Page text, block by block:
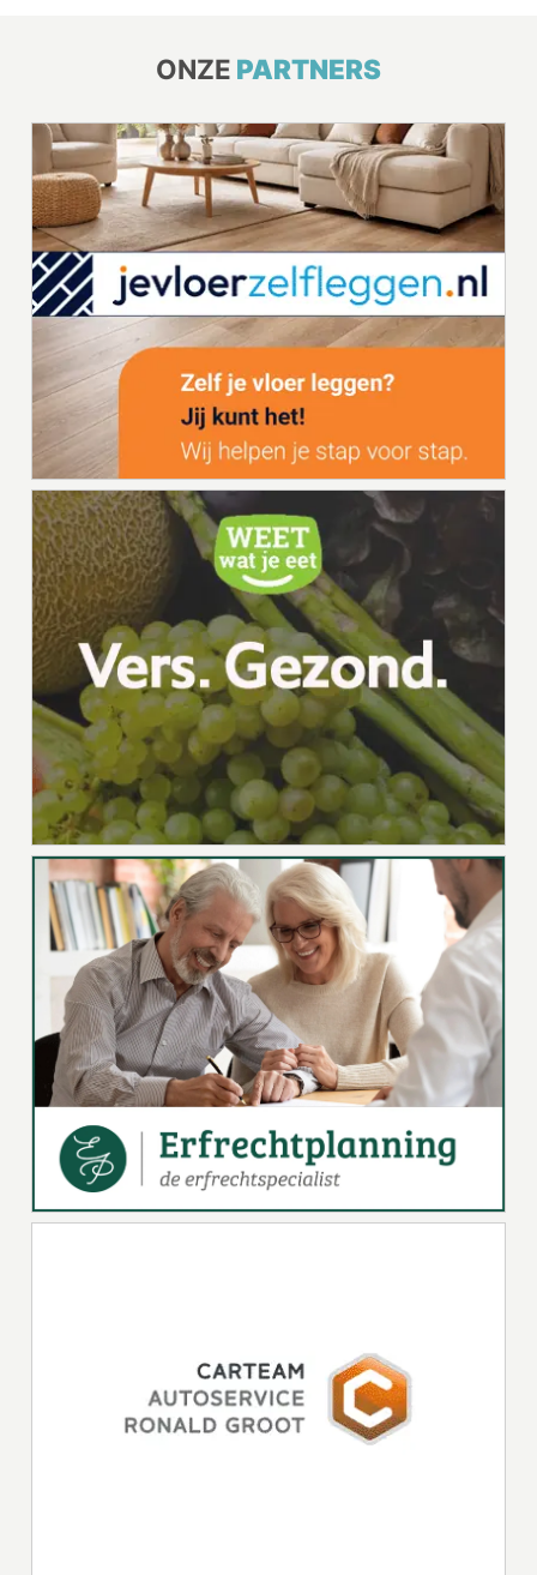
ONZE PARTNERS